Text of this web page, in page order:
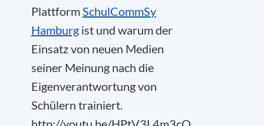
PlattformSchulCommSy
Hamburg ist und warum der
Einsatz von neuen Medien
seiner Meinung nach die
Eigenverantwortung von
Schülern trainiert.